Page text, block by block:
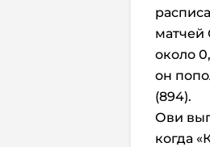
матчей
около
он
(894).
Ови
когда